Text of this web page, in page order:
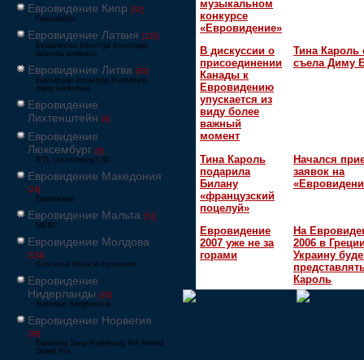
Евровидение Кипр [52]
Γιουροβίζιον
Евровидение Латвия [125]
Eirodziesma Eirovīzija Eirovīzijas
dziesmu konkurss
Евровидение Литва [65]
Eurovizijoje Eurovizija Eurovizijos
dainų konkursas
Евровидение
Лихтенштейн [6]
Евровидение
Люксембург [6]
RTL Luxembourg LSC
Евровидение Македония
[24]
Евровизија
Евровидение Мальта [51]
MESC
Евровидение Молдова
[134]
Concursul Muzical Eurovision
Евровидение
Нидерланды [26]
Eurovisie Songfestival
Евровидение Норвегия
[39]
Eurosong Sang Ryddesalg Nrk Melodi
Grand Prix
музыкальном
конкурсе
«Евровидение»
В дискуссии о
присоединении
Канады к
Евровидению
упускается из
виду более
важный
момент
Тина Кароль
съела Диму
Тина Кароль
подарила
Билану
«французский
поцелуй»
Начался
заявок на
Евровидение
2007 уже не за
горами
На
2006 в
Украину
Кароль